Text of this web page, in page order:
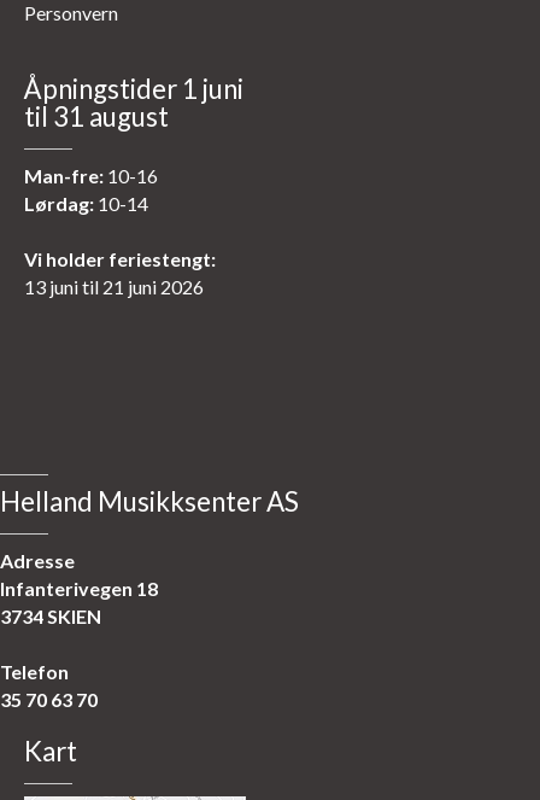
Personvern
Åpningstider 1 juni
til 31 august
Man-fre: 10-16
Lørdag: 10-14
Vi holder feriestengt:
13 juni til 21 juni 2026
Helland Musikksenter AS
Adresse
Infanterivegen 18
3734 SKIEN
Telefon
35 70 63 70
Kart